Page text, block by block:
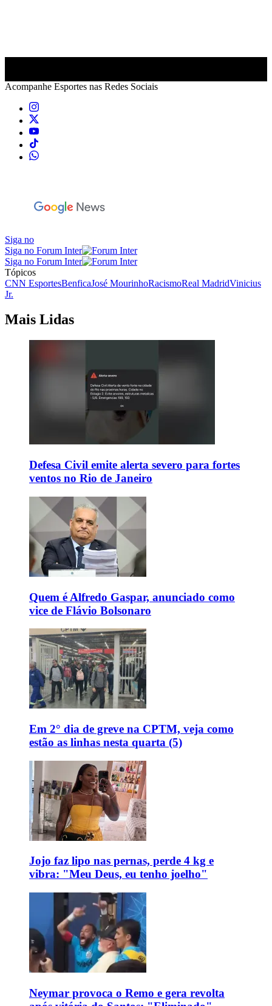
Acompanhe Esportes nas Redes Sociais
Siga no
Siga no Forum Inter
Siga no Forum Inter
Tópicos
CNN EsportesBenficaJosé MourinhoRacismoReal MadridVinicius
Jr.
Mais Lidas
Defesa Civil emite alerta severo para fortes
ventos no Rio de Janeiro
Quem é Alfredo Gaspar, anunciado como
vice de Flávio Bolsonaro
Em 2° dia de greve na CPTM, veja como
estão as linhas nesta quarta (5)
Jojo faz lipo nas pernas, perde 4 kg e
vibra: "Meu Deus, eu tenho joelho"
Neymar provoca o Remo e gera revolta